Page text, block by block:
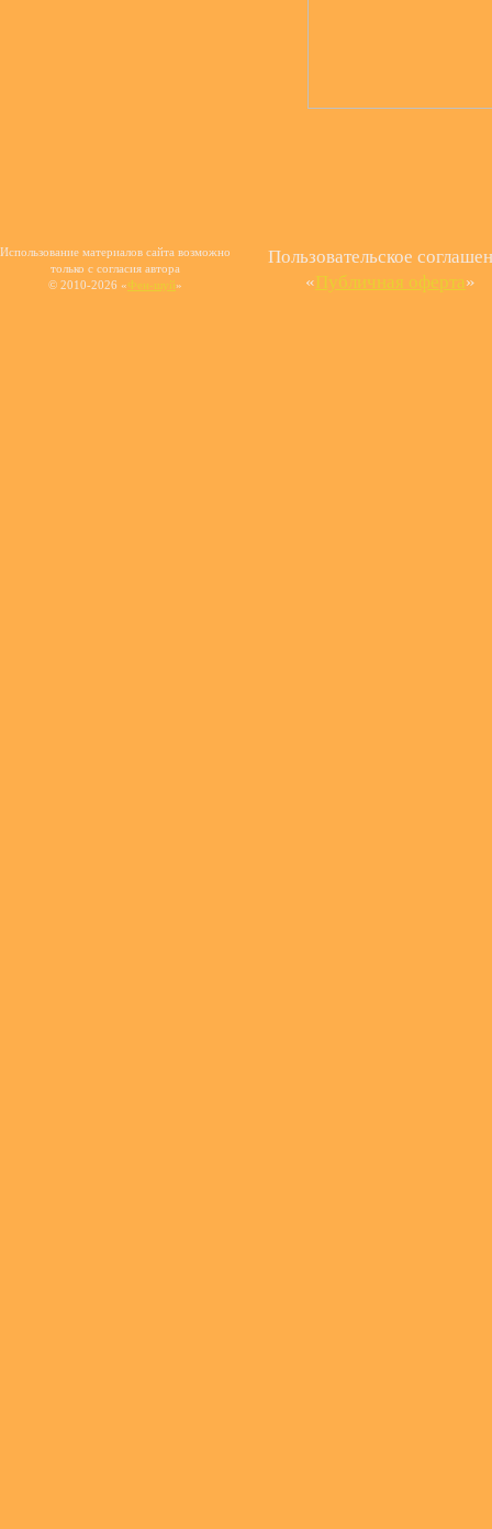
Использование материалов сайта возможно
только с согласия автора
© 2010-2026 « Фен-шуй»
Пользовательское
«Публичная оферта»